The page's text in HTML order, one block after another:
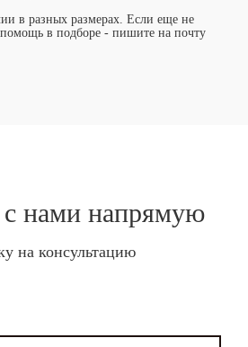
в разных размерах. Если еще не
в подборе - пишите на почту
нами напрямую
на консультацию